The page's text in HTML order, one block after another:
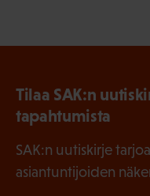
Tilaa SAK:n
tapahtumista
SAK:n uutiskirje
asiantuntijoiden